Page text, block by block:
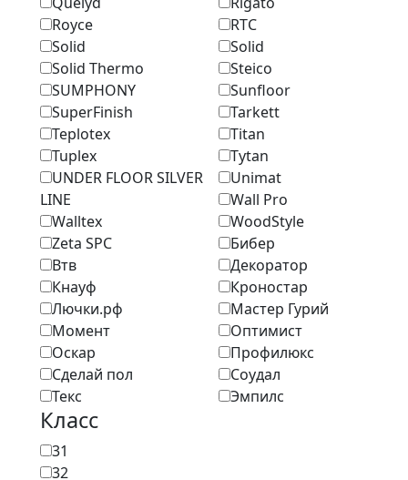
Royce
RTC
Solid
Solid
Solid Thermo
Steico
SUMPHONY
Sunfloor
SuperFinish
Tarkett
Teplotex
Titan
Tuplex
Tytan
UNDER FLOOR SILVER
LINE
Unimat
Wall Pro
Walltex
WoodStyle
Zeta SPC
Бибер
Втв
Декоратор
Кнауф
Кроностар
Лючки.рф
Мастер Гурий
Момент
Оптимист
Оскар
Профилюкс
Сделай пол
Соудал
Текс
Эмпилс
Класс
31
32